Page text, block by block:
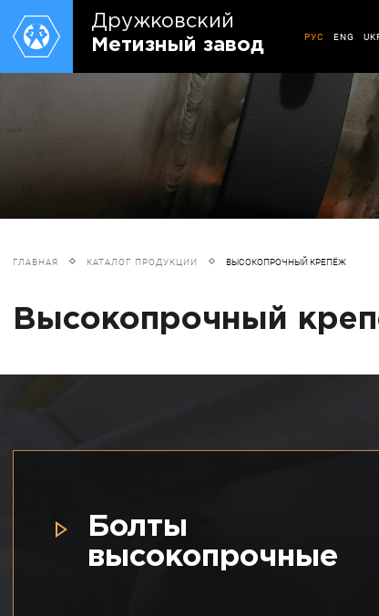
Дружковский
Метизный завод
РУС ENG
ГЛАВНАЯ КАТАЛОГ ПРОДУКЦИИ ВЫСОКОПРОЧНЫЙ КРЕПЁЖ
Высокопрочный
Болты
высокопрочные